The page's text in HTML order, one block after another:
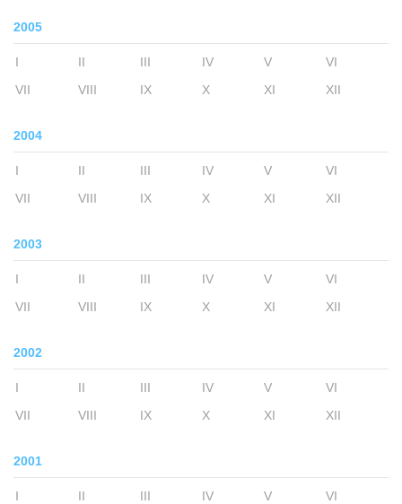
2005
I II III IV V
VI
VII
VIII IX X XI XII
2004
I II III IV V
VI
VII
VIII IX X XI XII
2003
I II III IV V
VI
VII
VIII IX X XI XII
2002
I II III IV V
VI
VII
VIII IX X XI XII
2001
I II III IV V
VI